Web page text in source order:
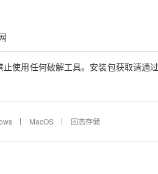
使用任何破解工具。安装包获取请
MacOS 固态存储